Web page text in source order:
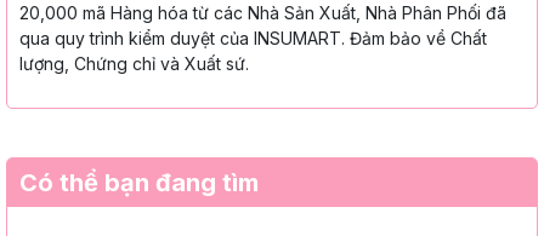
20,000 mã Hàng hóa từ các Nhà Sản Xuất, Nhà Phân Phối đã
qua quy trình kiểm duyệt của INSUMART. Đảm bảo về Chất
lượng, Chứng chỉ và Xuất sứ.
Có thể bạn đang tìm